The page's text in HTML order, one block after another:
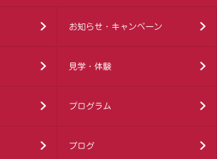
お知らせ・キャンペーン
見学・体験
プログラム
ブログ